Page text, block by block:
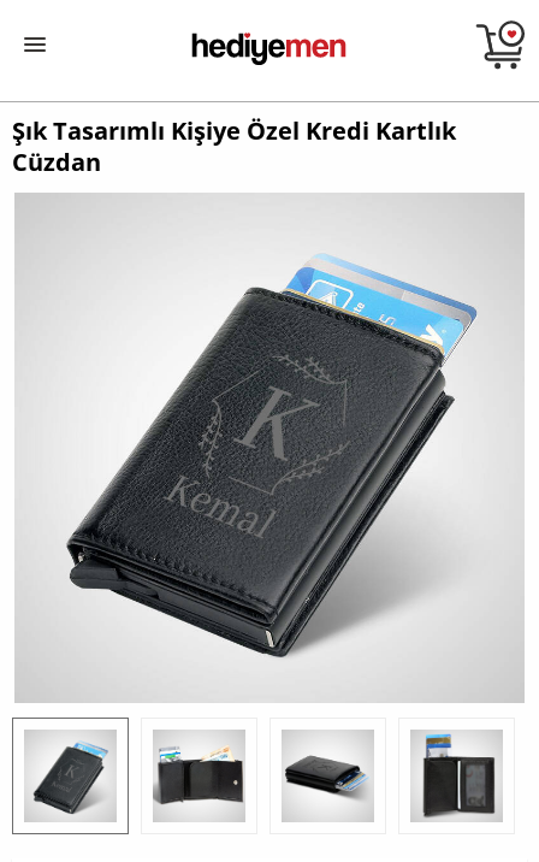
Şık Tasarımlı Kişiye Özel Kredi Kartlık
Cüzdan